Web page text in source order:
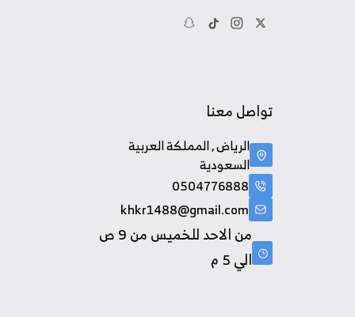
تواصل معنا
الرياض , المملكة العربية
السعودية
0504776888
khkr1488@gmail.com
من الاحد للخميس من 9 ص
الي 5 م